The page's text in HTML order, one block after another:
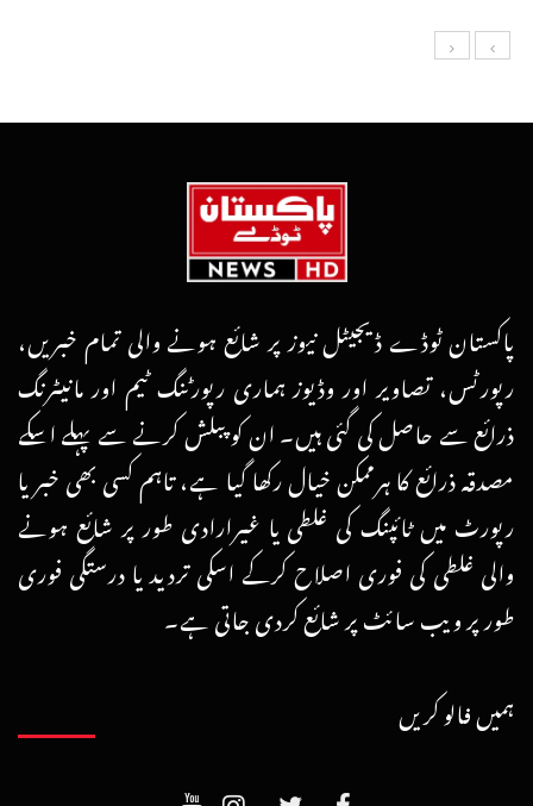
پاکستان ٹوڈے ڈیجیٹل نیوز پر شائع ہونے والی تمام خبریں،
رپورٹس، تصاویر اور وڈیوز ہماری رپورٹنگ ٹیم اور مانیٹرنگ
ذرائع سے حاصل کی گئی ہیں۔ ان کو پبلش کرنے سے پہلے اسکے
مصدقہ ذرائع کا ہرممکن خیال رکھا گیا ہے، تاہم کسی بھی خبر یا
رپورٹ میں ٹائپنگ کی غلطی یا غیرارادی طور پر شائع ہونے
والی غلطی کی فوری اصلاح کرکے اسکی تردید یا درستگی فوری
طور پر ویب سائٹ پر شائع کردی جاتی ہے۔
ہمیں فالو کریں